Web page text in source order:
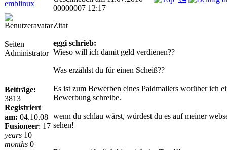
emblinux
00000007 12:17
Seiten
Administrator
Beiträge:
3813
Registriert
am: 04.10.08
Fusioneer: 17
years 10
months 0
Zitat
eggi schrieb:
Wieso will ich damit geld verdienen??
Was erzählst du für einen Scheiß??
Es ist zum Bewerben eines Paidmailers worüber ich
Bewerbung schreibe.
wenn du schlau wärst, würdest du es auf meiner
sehen!